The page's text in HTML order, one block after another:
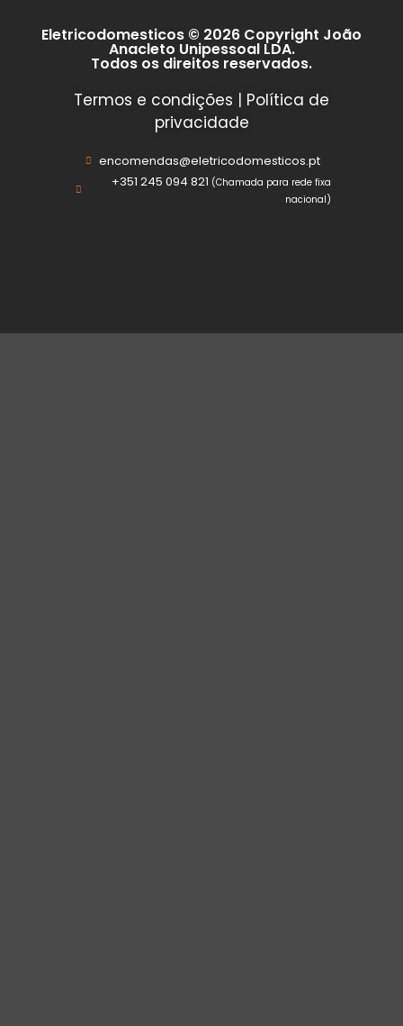
Eletricodomesticos © 2026 Copyright João
Anacleto Unipessoal LDA.
Todos os direitos reservados.
Termos e condições | Política de
privacidade
encomendas@eletricodomesticos.pt
+351 245 094 821 (Chamada para rede fixa
nacional)